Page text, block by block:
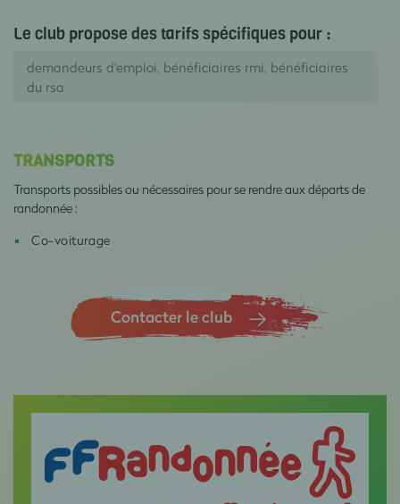
Le club propose des tarifs spécifiques pour :
demandeurs d'emploi, bénéficiaires rmi, bénéficiaires
du rsa
TRANSPORTS
Transports possibles ou nécessaires pour se rendre aux départs de
randonnée :
Co-voiturage
Contacter le club